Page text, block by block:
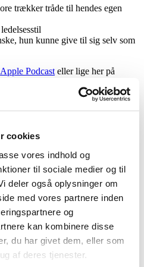
cookies
vores indhold og
til sociale medier og til
deler også oplysninger om
med vores partnere inden
og
kan kombinere disse
du har givet dem, eller som
af deres tjenester.
trækker tråde til hendes egen
hun kunne give til sig selv som
Apple Podcast eller lige her på
kultur og fælles ansvar